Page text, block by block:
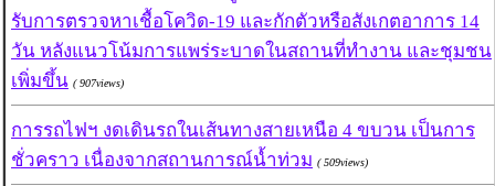
รับการตรวจหาเชื้อโควิด-19 และกักตัวหรือสังเกตอาการ 14
วัน หลังแนวโน้มการแพร่ระบาดในสถานที่ทำงาน และชุมชน
เพิ่มขึ้น ( 907views)
การรถไฟฯ งดเดินรถในเส้นทางสายเหนือ 4 ขบวน เป็นการ
ชั่วคราว เนื่องจากสถานการณ์น้ำท่วม ( 509views)